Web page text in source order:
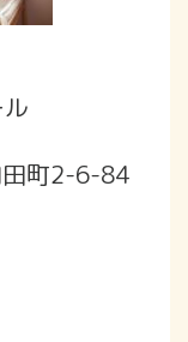
町2-6-84